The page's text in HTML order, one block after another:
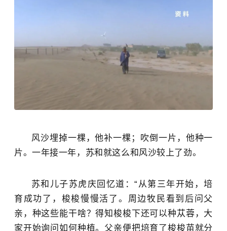
风沙埋掉一棵，他补一棵；吹倒一片，他种一
片。一年接一年，苏和就这么和风沙较上了劲。
苏和儿子苏虎庆回忆道：“从第三年开始，培
育成功了，梭梭慢慢活了。周边牧民看到后问父
亲，种这些能干啥？得知梭梭下还可以种苁蓉，大
家开始询问如何种植。父亲便把培育了梭梭苗就分